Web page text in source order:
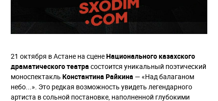
21 октября в Астане на сценеНационального казахского
драматического театра состоится уникальный поэтический
моноспектакль Константина Райкина — «Над балаганом
небо...». Это редкая возможность увидеть легендарного
артиста в сольной постановке, наполненной глубокими